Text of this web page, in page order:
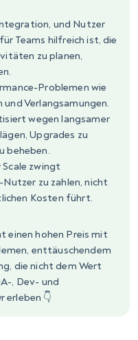
und Nutzer
Teams hilfreich ist, die
zu planen,
Problemen wie
Verlangsamungen.
wegen langsamer
Upgrades zu
beheben.
zwingt
zu zahlen, nicht
Kosten führt.
einen hohen Preis mit
enttäuschendem
die nicht dem Wert
, Dev- und
👇